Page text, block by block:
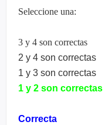
Seleccione una:
3 y 4 son correctas
2 y 4 son correctas
1 y 3 son correctas
1 y 2 son correctas
Correcta